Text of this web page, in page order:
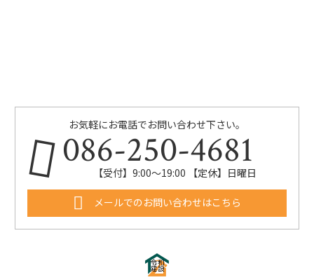
お気軽にお電話でお問い合わせ下さい。
086-250-4681
【受付】9:00〜19:00 【定休】日曜日
メールでのお問い合わせはこちら